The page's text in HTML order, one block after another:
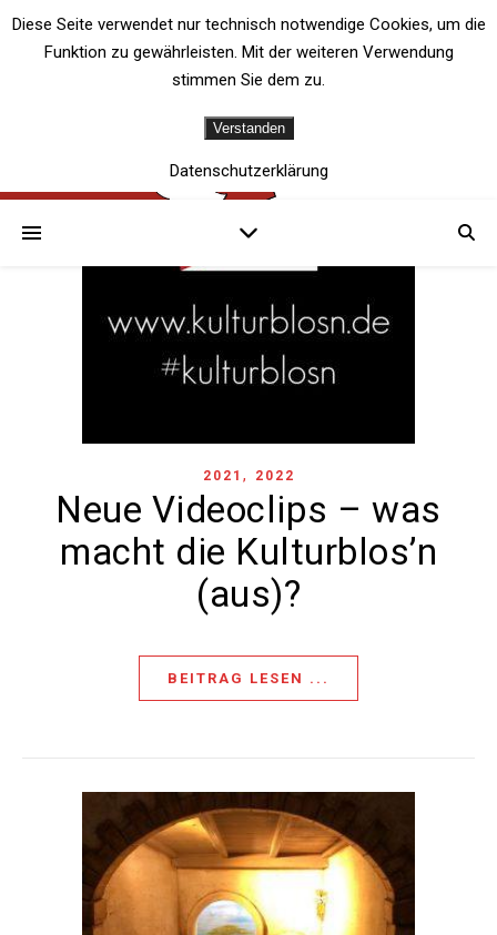
2021 , 2022
Neue Videoclips – was
macht die Kulturblos’n
(aus)?
BEITRAG LESEN ...
Diese Seite verwendet nur technisch notwendige Cookies, um die
Funktion zu gewährleisten. Mit der weiteren Verwendung
stimmen Sie dem zu.
Verstanden
Datenschutzerklärung